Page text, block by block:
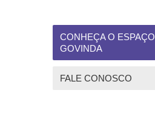
CONHEÇA O ESPAÇO
GOVINDA
FALE CONOSCO